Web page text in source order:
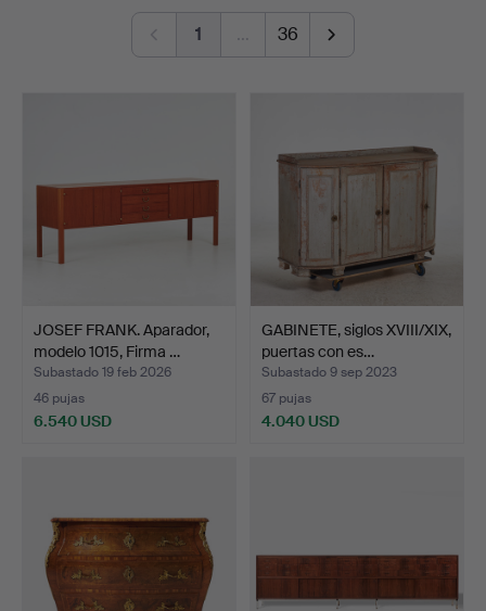
1 … 36
JOSEF FRANK. Aparador,
modelo 1015, Firma …
Subastado 19 feb 2026
46 pujas
6.540 USD
GABINETE, siglos XVIII/XIX,
puertas con es…
Subastado 9 sep 2023
67 pujas
4.040 USD